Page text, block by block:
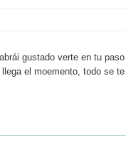
gustado verte en tu paso
el moemento, todo se te